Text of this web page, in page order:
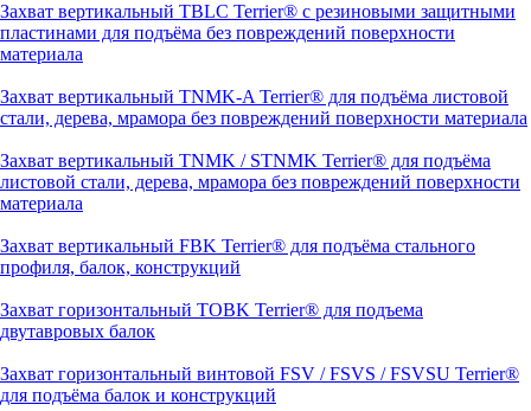
Захват вертикальный TBLC Terrier® с резиновыми защитными
пластинами для подъёма без повреждений поверхности
материала
Захват вертикальный TNMK-A Terrier® для подъёма листовой
стали, дерева, мрамора без повреждений поверхности материала
Захват вертикальный TNMK / STNMK Terrier® для подъёма
листовой стали, дерева, мрамора без повреждений поверхности
материала
Захват вертикальный FBK Terrier® для подъёма стального
профиля, балок, конструкций
Захват горизонтальный TOBK Terrier® для подъема
двутавровых балок
Захват горизонтальный винтовой FSV / FSVS / FSVSU Terrier®
для подъёма балок и конструкций